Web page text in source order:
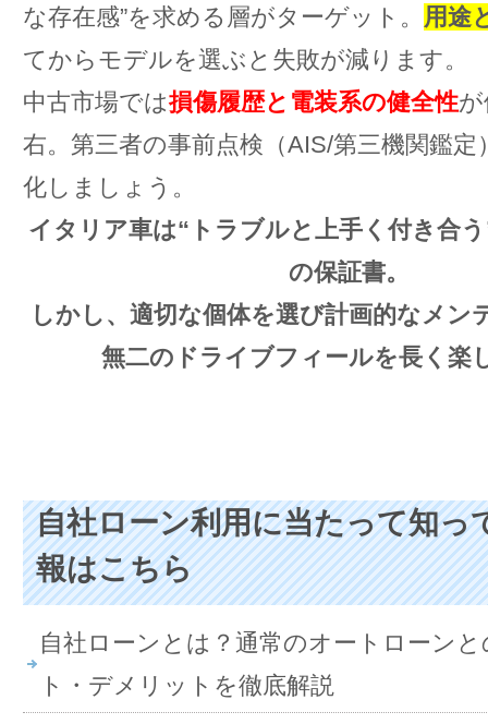
な存在感”を求める層がターゲット。 用途
てからモデルを選ぶと失敗が減ります。
中古市場では損傷履歴と電装系の健全性が
右。第三者の事前点検（AIS/第三機関鑑
化しましょう。
イタリア車は“トラブルと上手く付き合
の保証書。
しかし、適切な個体を選び計画的なメン
無二のドライブフィールを長く楽
自社ローン利用に当たって知っ
報はこちら
自社ローンとは？通常のオートローン
ト・デメリットを徹底解説